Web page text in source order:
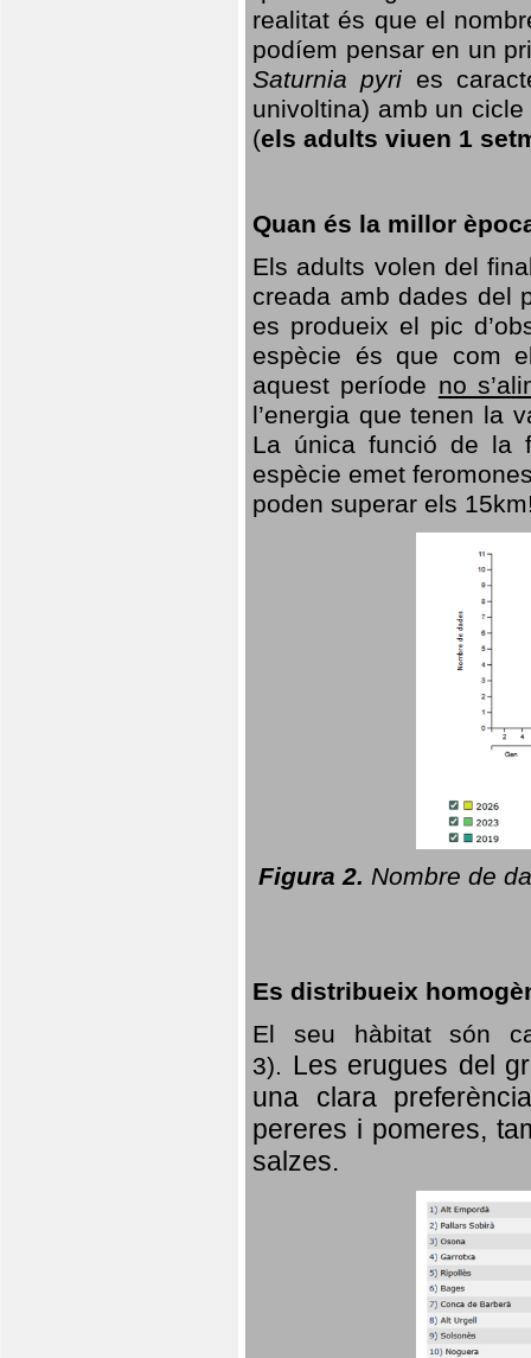
realitat és que el
podíem pensar en un
Saturnia pyri es
univoltina) amb un
(els adults viuen 1
Quan és la millor
Els adults volen del
creada amb dades del
es produeix el pic
espècie és que com
aquest període no
l’energia que tenen la
La única funció de la
espècie emet
poden superar els
Figura 2. Nombre de
Es distribueix
El seu hàbitat són
3). Les erugues del
una clara
pereres i pomeres,
salzes.